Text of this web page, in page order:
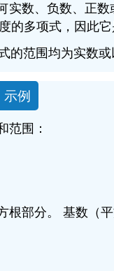
实数、负数、正
的多项式，因此
的范围均为实数
示例
范围：
根部分。 基数（